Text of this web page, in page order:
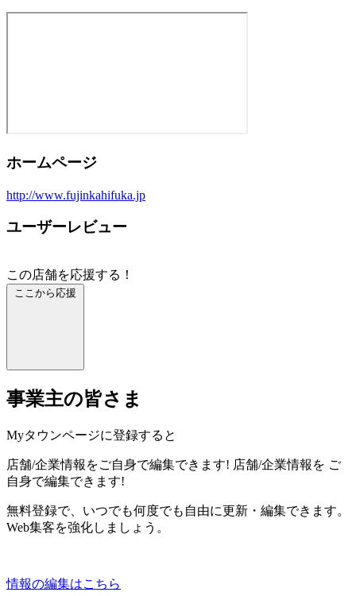
ホームページ
http://www.fujinkahifuka.jp
ユーザーレビュー
この店舗を応援する！
ここから応援
事業主の皆さま
Myタウンページに登録すると
店舗/企業情報をご自身で編集できます! 店舗/企業情報を ご
自身で編集できます!
無料登録で、いつでも何度でも自由に更新・編集できます。
Web集客を強化しましょう。
情報の編集はこちら